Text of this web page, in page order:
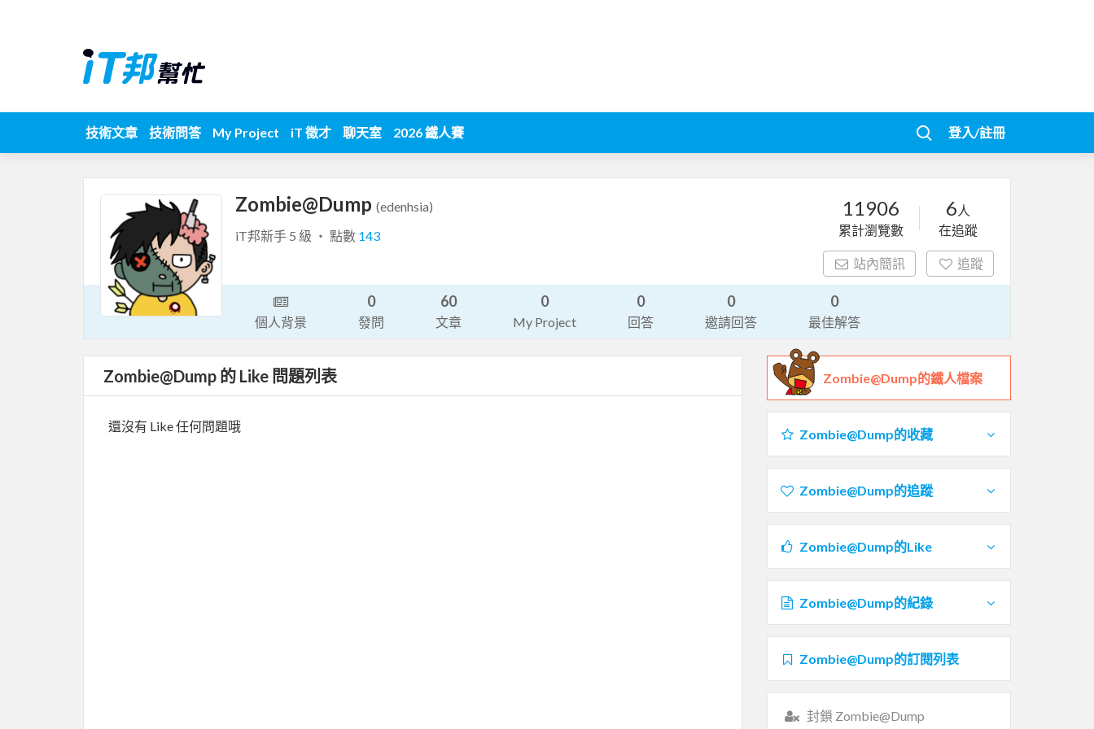
技術文章 技術問答 My Project iT 徵才 聊天室 2026 鐵人賽 登入/註冊
Zombie@Dump (edenhsia)
iT邦新手 5 級 ‧ 點數 143
11906
累計瀏覽數
6 人
在追蹤
站內簡訊 追蹤
個人背景
0
發問
60
文章
0
My Project
0
回答
0
邀請回答
0
最佳解答
Zombie@Dump 的 Like 問題列表
還沒有 Like 任何問題哦
Zombie@Dump的鐵人檔案
Zombie@Dump的收藏
Zombie@Dump的追蹤
Zombie@Dump的Like
Zombie@Dump的紀錄
Zombie@Dump的訂閱列表
封鎖 Zombie@Dump